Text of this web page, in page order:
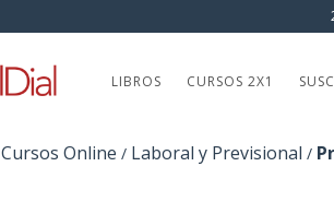
LIBROS CURSOS 2X1
Cursos Online / Laboral y Previsional /